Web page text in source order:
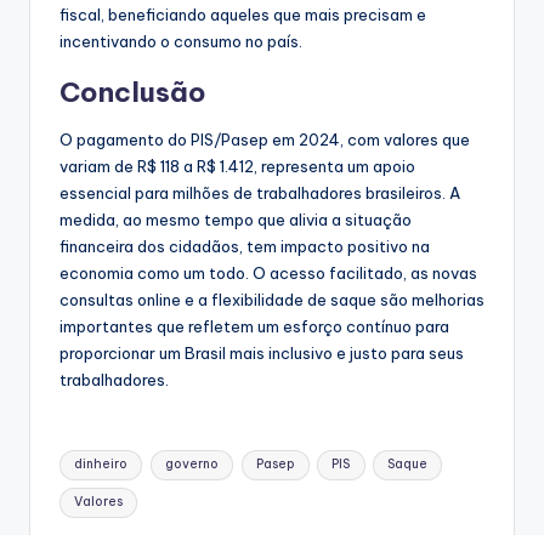
fiscal, beneficiando aqueles que mais precisam e
incentivando o consumo no país.
Conclusão
O pagamento do PIS/Pasep em 2024, com valores que
variam de R$ 118 a R$ 1.412, representa um apoio
essencial para milhões de trabalhadores brasileiros. A
medida, ao mesmo tempo que alivia a situação
financeira dos cidadãos, tem impacto positivo na
economia como um todo. O acesso facilitado, as novas
consultas online e a flexibilidade de saque são melhorias
importantes que refletem um esforço contínuo para
proporcionar um Brasil mais inclusivo e justo para seus
trabalhadores.
Tags:
dinheiro governo Pasep PIS Saque
Valores